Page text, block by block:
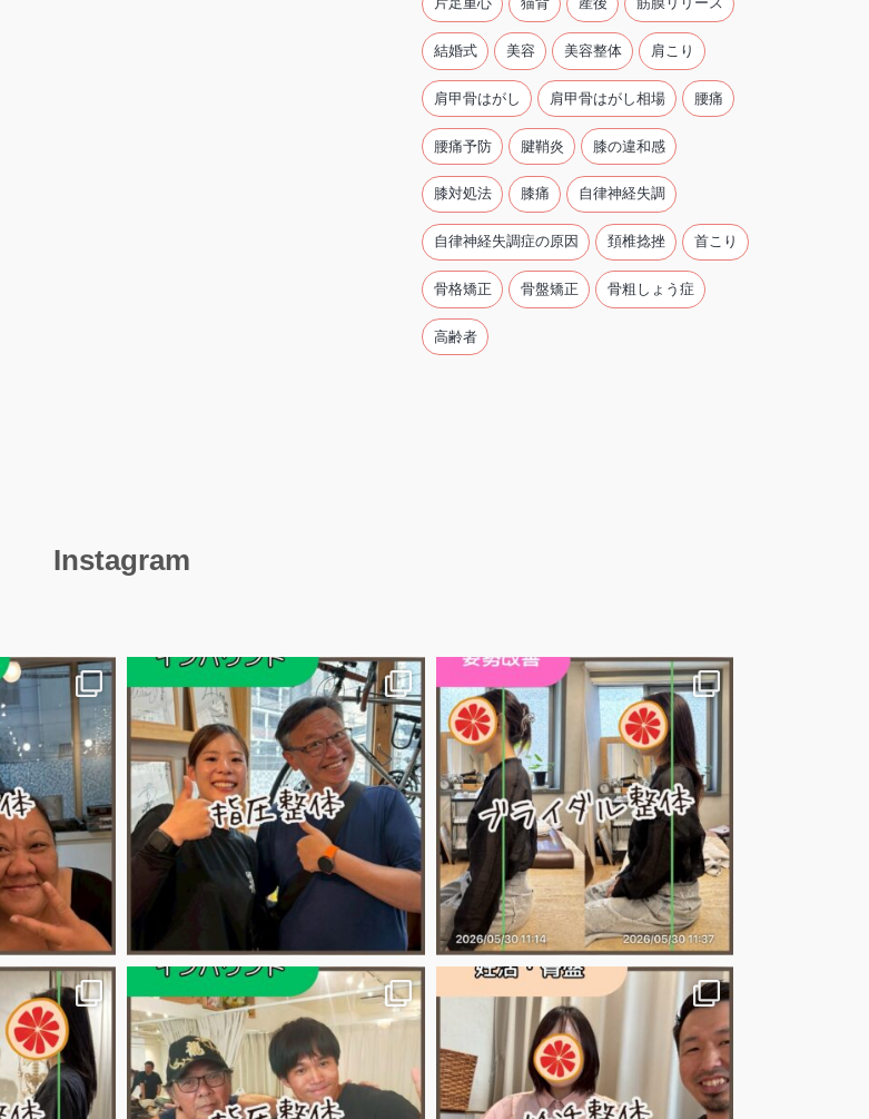
結婚式 美容 美容整体 肩こり
肩甲骨はがし 肩甲骨はがし相場 腰痛
腰痛予防 腱鞘炎 膝の違和感
膝対処法 膝痛 自律神経失調
自律神経失調症の原因 頚椎捻挫 首こり
骨格矯正 骨盤矯正 骨粗しょう症
高齢者
Instagram